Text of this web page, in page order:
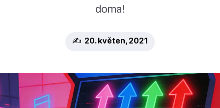
doma!
✍️ 20. květen, 2021